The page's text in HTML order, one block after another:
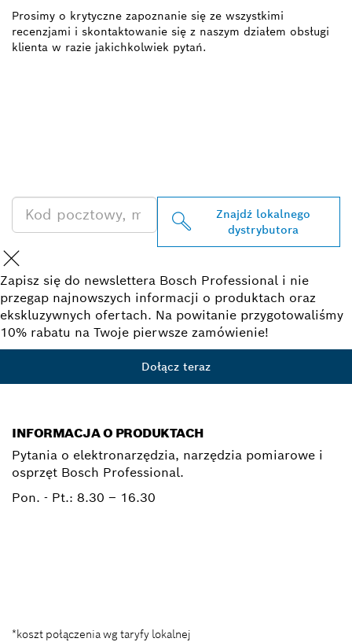
Prosimy o krytyczne zapoznanie się ze wszystkimi
recenzjami i skontaktowanie się z naszym działem obsługi
klienta w razie jakichkolwiek pytań.
Znajdź lokalnego
dystrybutora
Zapisz się do newslettera Bosch Professional i nie
przegap najnowszych informacji o produktach oraz
ekskluzywnych ofertach. Na powitanie przygotowaliśmy
10% rabatu na Twoje pierwsze zamówienie!
Dołącz teraz
INFORMACJA O PRODUKTACH
Pytania o elektronarzędzia, narzędzia pomiarowe i
osprzęt Bosch Professional.
Pon. - Pt.: 8.30 – 16.30
*koszt połączenia wg taryfy lokalnej